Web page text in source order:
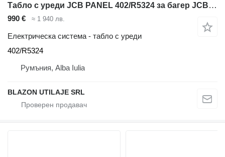
Табло с уреди JCB PANEL 402/R5324 за багер JCB 210X 220X 140X 130X
990 € ≈ 1 940 лв.
Електрическа система - табло с уреди
402/R5324
Румъния, Alba Iulia
BLAZON UTILAJE SRL